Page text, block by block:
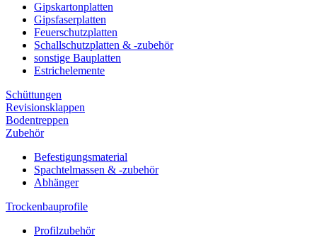
Gipskartonplatten
Gipsfaserplatten
Feuerschutzplatten
Schallschutzplatten & -zubehör
sonstige Bauplatten
Estrichelemente
Schüttungen
Revisionsklappen
Bodentreppen
Zubehör
Befestigungsmaterial
Spachtelmassen & -zubehör
Abhänger
Trockenbauprofile
Profilzubehör